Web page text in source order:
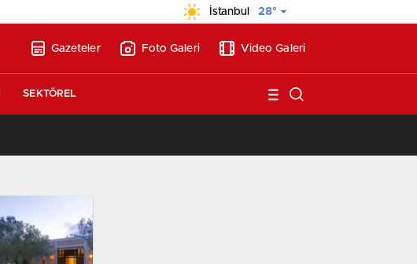
İstanbul 28°
Gazeteler Foto Galeri Video Galeri
SEKTÖREL